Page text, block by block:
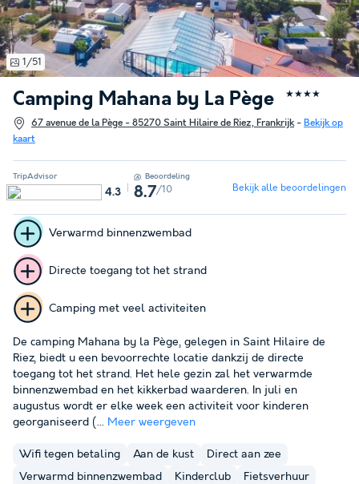
Camping Mahana by La Pège ★★★★
67 avenue de la Pège - 85270 Saint Hilaire de Riez, Frankrijk- Bekijk op
kaart
1/51
TripAdvisor
4.3
Beoordeling
8.7/10 Bekijk alle beoordelingen
Verwarmd binnenzwembad
Directe toegang tot het strand
Camping met veel activiteiten
De camping Mahana by la Pège, gelegen in Saint Hilaire de
Riez, biedt u een bevoorrechte locatie dankzij de directe
toegang tot het strand. Het hele gezin zal het verwarmde
binnenzwembad en het kikkerbad waarderen. In juli en
augustus wordt er elke week een activiteit voor kinderen
georganiseerd (... Meer weergeven
Wifi tegen betaling Aan de kust
Direct aan zee
Verwarmd binnenzwembad
Kinderclub Fietsverhuur